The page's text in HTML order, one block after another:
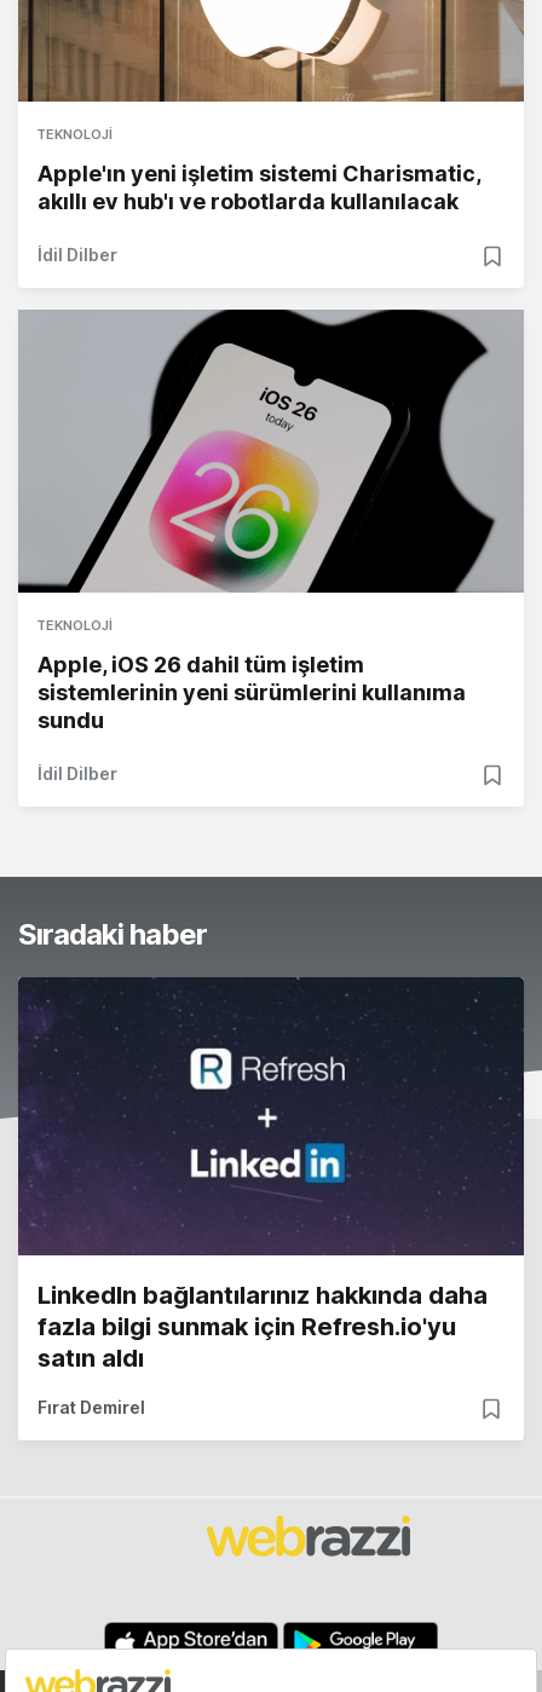
TEKNOLOJI
Apple'ın yeni işletim sistemi Charismatic,
akıllı ev hub'ı ve robotlarda kullanılacak
İdil Dilber
TEKNOLOJI
Apple, iOS 26 dahil tüm işletim
sistemlerinin yeni sürümlerini kullanıma
sundu
İdil Dilber
Sıradaki haber
LinkedIn bağlantılarınız hakkında daha
fazla bilgi sunmak için Refresh.io'yu
satın aldı
Fırat Demirel